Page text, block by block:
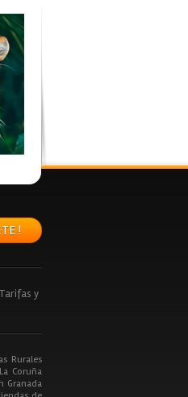
!
Tarifas y
Rurales
Coruña
Granada